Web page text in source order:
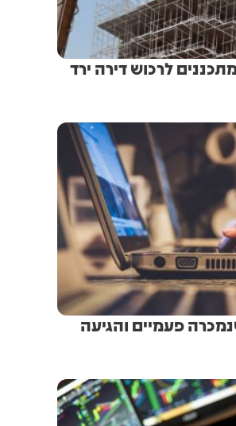
לרכוש דירה ירד
פעמיים והגיעה